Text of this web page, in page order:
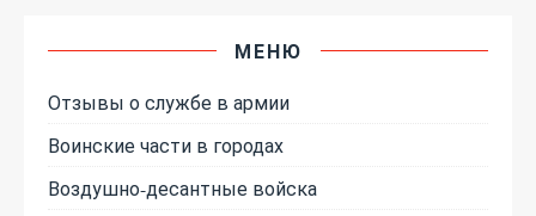
МЕНЮ
Отзывы о службе в армии
Воинские части в городах
Воздушно-десантные войска